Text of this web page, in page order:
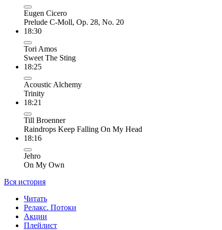
Eugen Cicero
Prelude C-Moll, Op. 28, No. 20
18:30
Tori Amos
Sweet The Sting
18:25
Acoustic Alchemy
Trinity
18:21
Till Broenner
Raindrops Keep Falling On My Head
18:16
Jehro
On My Own
Вся история
Читать
Релакс. Потоки
Акции
Плейлист